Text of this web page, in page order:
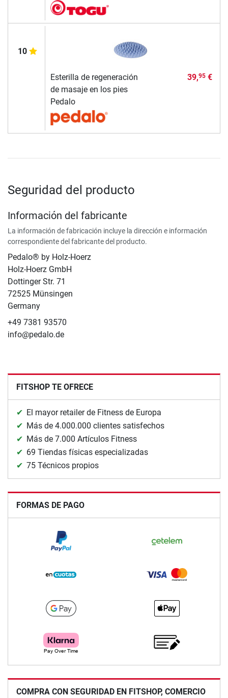
10
Esterilla de regeneración
de masaje en los pies
Pedalo
39,95€
Seguridad del producto
Información del fabricante
La información de fabricación incluye la dirección e información
correspondiente del fabricante del producto.
Pedalo® by Holz-Hoerz
Holz-Hoerz GmbH
Dottinger Str. 71
72525 Münsingen
Germany
+49 7381 93570
info@pedalo.de
FITSHOP TE OFRECE
El mayor retailer de Fitness de Europa
Más de 4.000.000 clientes satisfechos
Más de 7.000 Artículos Fitness
69 Tiendas físicas especializadas
75 Técnicos propios
FORMAS DE PAGO
COMPRA CON SEGURIDAD EN FITSHOP, COMERCIO